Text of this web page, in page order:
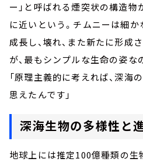
ー」と呼ばれる煙突状の構造物
に近いという。チムニーは細か
成長し、壊れ、また新たに形成
が、最もシンプルな生命の姿な
「原理主義的に考えれば、深海
思えたんです」
深海生物の多様性と
地球上には推定100億種類の生